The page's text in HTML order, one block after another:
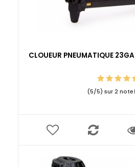
CLOUEUR PNEUMATIQUE
(5/5) sur2